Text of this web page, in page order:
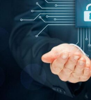
não apenas um
investir em um
Como
Atlas